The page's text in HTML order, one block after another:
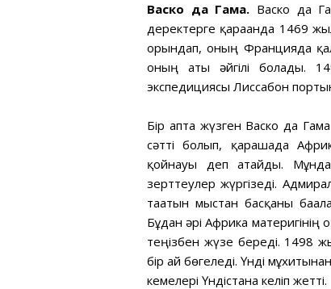
Васко да Гама. Васко да
деректерге қарағанда 1469
орындап, оның Францияда
оның аты әйгілі болады.
экспедициясы Лиссабон
Бір апта жүзген Васко да
сәтті болып, қарашада
қойнауы деп атайды. Мұнда
зерттеулер жүргізеді.
тағатын мыстан басқаны
Бұдан әрі Африка материгінің
теңізбен жүзе береді. 1498
бір ай бөгеледі. Үнді
кемелері Үндістанға келіп жетті.